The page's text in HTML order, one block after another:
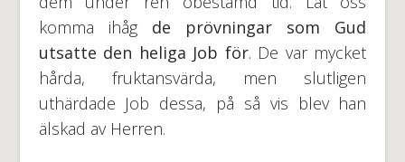
komma ihåg de prövningar som Gud
utsatte den heliga Job för. De var mycket
hårda, fruktansvärda, men slutligen
uthärdade Job dessa, på så vis blev han
älskad av Herren.